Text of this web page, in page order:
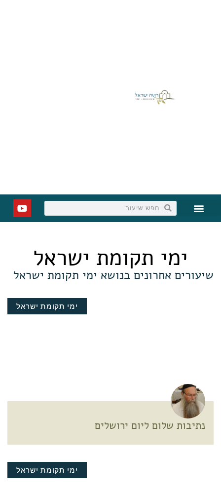
ימי תקומת ישראל
שיעורים אחרונים בנושא ימי תקומת ישראל
ימי תקומת ישראל
נתיבות שלום ליום ירושלים
ימי תקומת ישראל